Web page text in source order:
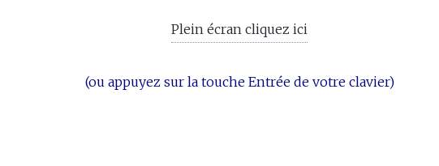
Plein écran cliquez ici
(ou appuyez sur la touche Entrée de votre clavier)